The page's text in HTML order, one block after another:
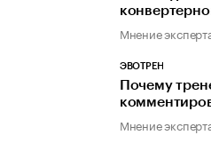
Мнение
ЭВОТРЕН
Почему
Мнение